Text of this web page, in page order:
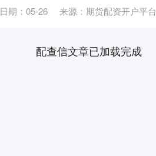
日期：05-26 来源：期货配资开户平台
配查信文章已加载完成